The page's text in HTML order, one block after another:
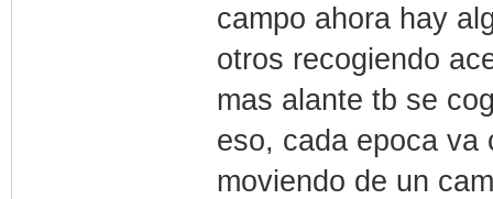
campo ahora hay
otros recogiendo
mas alante tb se
eso, cada epoca va
moviendo de un